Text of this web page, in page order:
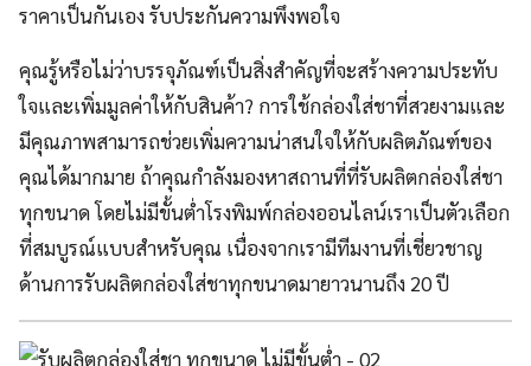
ราคาเป็นกันเอง รับประกันความพึงพอใจ
คุณรู้หรือไม่ว่าบรรจุภัณฑ์เป็นสิ่งสำคัญที่จะสร้างความประทับ
ใจและเพิ่มมูลค่าให้กับสินค้า? การใช้กล่องใส่ชาที่สวยงามและ
มีคุณภาพสามารถช่วยเพิ่มความน่าสนใจให้กับผลิตภัณฑ์ของ
คุณได้มากมาย ถ้าคุณกำลังมองหาสถานที่ที่รับผลิตกล่องใส่ชา
ทุกขนาด โดยไม่มีขั้นต่ำโรงพิมพ์กล่องออนไลน์เราเป็นตัวเลือก
ที่สมบูรณ์แบบสำหรับคุณ เนื่องจากเรามีทีมงานที่เชี่ยวชาญ
ด้านการรับผลิตกล่องใส่ชาทุกขนาดมายาวนานถึง 20 ปี